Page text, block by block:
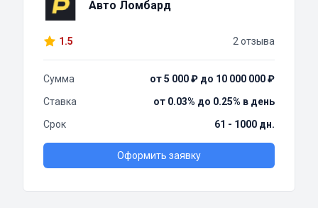
Авто Ломбард
1.5 2 отзыва
Сумма
от 5 000 ₽ до 10 000 000 ₽
Ставка
от 0.03% до 0.25% в день
Срок
61 - 1000 дн.
Оформить заявку